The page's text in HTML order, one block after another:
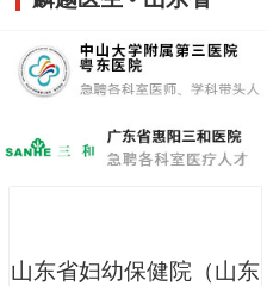
山东省妇幼保健院（山东